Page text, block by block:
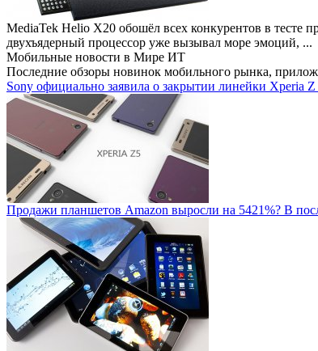
MediaTek Helio X20 обошёл всех конкурентов в тесте
двухъядерный процессор уже вызывал море эмоций, ...
Мобильные новости в Мире ИТ
Последние обзоры новинок мобильного рынка,
Sony официально заявила о закрытии линейки Xperia Z
Продажи планшетов Amazon выросли на 5421%? В